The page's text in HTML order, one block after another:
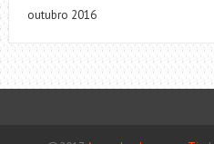
outubro 2016